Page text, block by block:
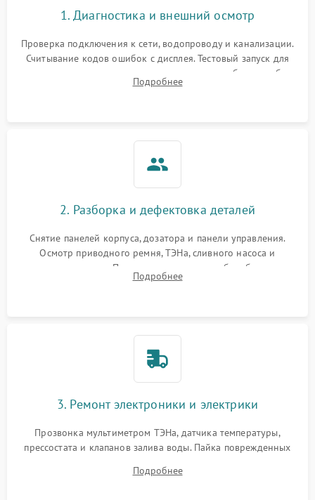
1. Диагностика и внешний осмотр
Проверка подключения к сети, водопроводу и канализации.
Считывание кодов ошибок с дисплея. Тестовый запуск для
выявления посторонних шумов, протечек или сбоев в работе
электронного модуля управления.
Подробнее
2. Разборка и дефектовка деталей
Снятие панелей корпуса, дозатора и панели управления.
Осмотр приводного ремня, ТЭНа, сливного насоса и
амортизаторов. Проверка подшипников барабана и
крестовины на износ, а манжеты люка на разрывы.
Подробнее
3. Ремонт электроники и электрики
Прозвонка мультиметром ТЭНа, датчика температуры,
прессостата и клапанов залива воды. Пайка поврежденных
Восстановление целостности проводки и контактов.
Подробнее